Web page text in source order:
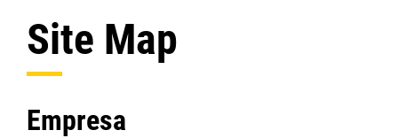
Site Map
Empresa